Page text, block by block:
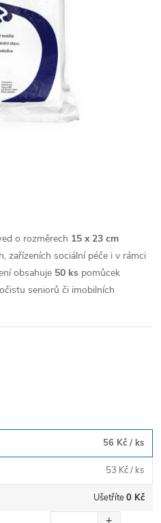
o rozměrech 15 x 23 cm
zařízeních sociální péče i v rámci
obsahuje 50 ks pomůcek
seniorů či imobilních
56 Kč / ks
53 Kč/ ks
Ušetříte0 Kč